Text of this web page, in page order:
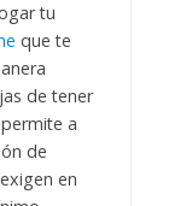
tu
que te
de tener
a
de
en